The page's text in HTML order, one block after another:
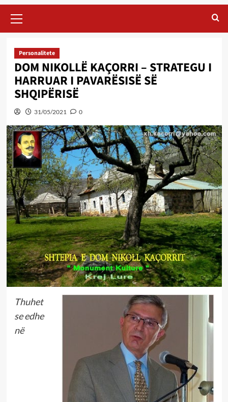
Menu
Personalitete
DOM NIKOLLË KAÇORRI – STRATEGU I
HARRUAR I PAVARËSISË SË
SHQIPËRISË
31/05/2021 0
Thuhet
se edhe
në